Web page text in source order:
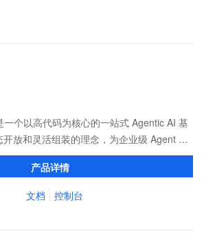
个以高代码为核心的一站式 Agentic AI 基
放和灵活组装的理念，为企业级 Agent 应
维的全生命周期管理。
产品详情
文档 控制台